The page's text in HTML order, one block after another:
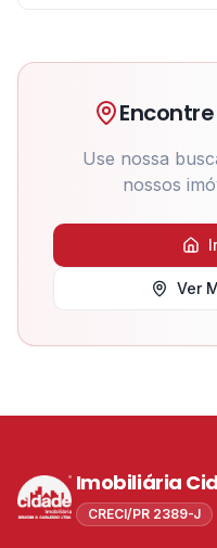
Use nossa
nossos
Ver
Imobiliária
CRECI/PR 2389-J